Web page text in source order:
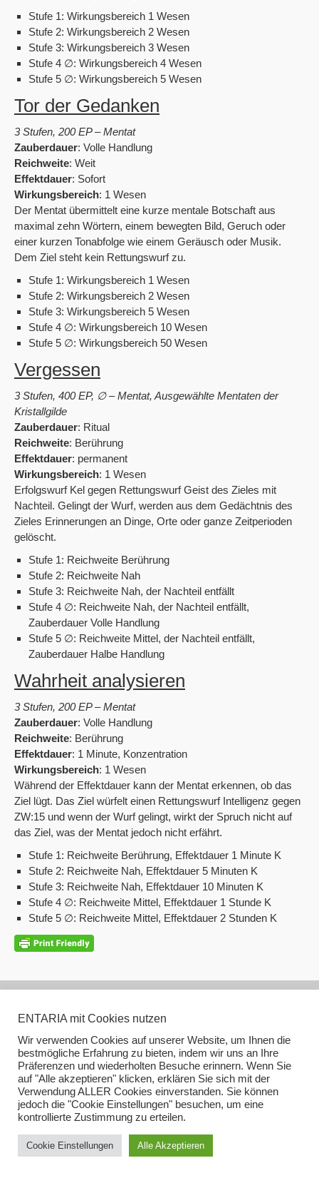
Stufe 1: Wirkungsbereich 1 Wesen
Stufe 2: Wirkungsbereich 2 Wesen
Stufe 3: Wirkungsbereich 3 Wesen
Stufe 4 ∅: Wirkungsbereich 4 Wesen
Stufe 5 ∅: Wirkungsbereich 5 Wesen
Tor der Gedanken
3 Stufen, 200 EP – Mentat
Zauberdauer: Volle Handlung
Reichweite: Weit
Effektdauer: Sofort
Wirkungsbereich: 1 Wesen
Der Mentat übermittelt eine kurze mentale Botschaft aus
maximal zehn Wörtern, einem bewegten Bild, Geruch oder
einer kurzen Tonabfolge wie einem Geräusch oder Musik.
Dem Ziel steht kein Rettungswurf zu.
Stufe 1: Wirkungsbereich 1 Wesen
Stufe 2: Wirkungsbereich 2 Wesen
Stufe 3: Wirkungsbereich 5 Wesen
Stufe 4 ∅: Wirkungsbereich 10 Wesen
Stufe 5 ∅: Wirkungsbereich 50 Wesen
Vergessen
3 Stufen, 400 EP, ∅ – Mentat, Ausgewählte Mentaten der
Kristallgilde
Zauberdauer: Ritual
Reichweite: Berührung
Effektdauer: permanent
Wirkungsbereich: 1 Wesen
Erfolgswurf Kel gegen Rettungswurf Geist des Zieles mit
Nachteil. Gelingt der Wurf, werden aus dem Gedächtnis des
Zieles Erinnerungen an Dinge, Orte oder ganze Zeitperioden
gelöscht.
Stufe 1: Reichweite Berührung
Stufe 2: Reichweite Nah
Stufe 3: Reichweite Nah, der Nachteil entfällt
Stufe 4 ∅: Reichweite Nah, der Nachteil entfällt,
Zauberdauer Volle Handlung
Stufe 5 ∅: Reichweite Mittel, der Nachteil entfällt,
Zauberdauer Halbe Handlung
Wahrheit analysieren
3 Stufen, 200 EP – Mentat
Zauberdauer: Volle Handlung
Reichweite: Berührung
Effektdauer: 1 Minute, Konzentration
Wirkungsbereich: 1 Wesen
Während der Effektdauer kann der Mentat erkennen, ob das
Ziel lügt. Das Ziel würfelt einen Rettungswurf Intelligenz gegen
ZW:15 und wenn der Wurf gelingt, wirkt der Spruch nicht auf
das Ziel, was der Mentat jedoch nicht erfährt.
Stufe 1: Reichweite Berührung, Effektdauer 1 Minute K
Stufe 2: Reichweite Nah, Effektdauer 5 Minuten K
Stufe 3: Reichweite Nah, Effektdauer 10 Minuten K
Stufe 4 ∅: Reichweite Mittel, Effektdauer 1 Stunde K
Stufe 5 ∅: Reichweite Mittel, Effektdauer 2 Stunden K
Bleibe in Kontakt
ENTARIA mit Cookies nutzen
Wir verwenden Cookies auf unserer Website, um Ihnen die
bestmögliche Erfahrung zu bieten, indem wir uns an Ihre
Präferenzen und wiederholten Besuche erinnern. Wenn Sie
auf "Alle akzeptieren" klicken, erklären Sie sich mit der
Verwendung ALLER Cookies einverstanden. Sie können
jedoch die "Cookie Einstellungen" besuchen, um eine
kontrollierte Zustimmung zu erteilen.
Cookie Einstellungen Alle Akzeptieren